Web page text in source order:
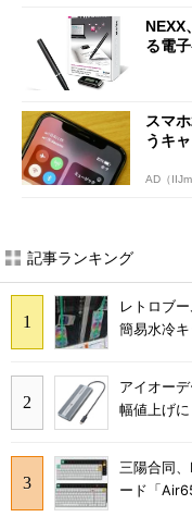
NEXX
る電
スマ
うキ
AD（
記事ランキング
レトロブ
簡易水冷
アイオー
幅値上げに
三陽合同
ード「